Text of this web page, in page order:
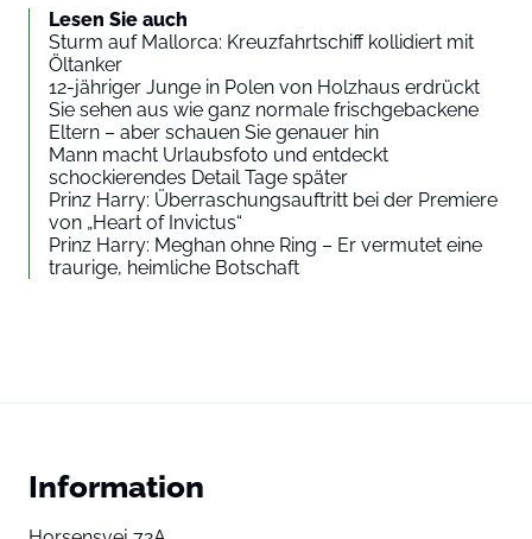
Lesen Sie auch
Sturm auf Mallorca: Kreuzfahrtschiff kollidiert mit
Öltanker
12-jähriger Junge in Polen von Holzhaus erdrückt
Sie sehen aus wie ganz normale frischgebackene
Eltern – aber schauen Sie genauer hin
Mann macht Urlaubsfoto und entdeckt
schockierendes Detail Tage später
Prinz Harry: Überraschungsauftritt bei der Premiere
von „Heart of Invictus“
Prinz Harry: Meghan ohne Ring – Er vermutet eine
traurige, heimliche Botschaft
Information